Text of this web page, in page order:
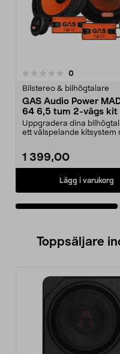
0recensioner
Bilstereo & bilhögtalare
GAS Audio Power
64 6,5 tum 2-vägs kit
bilstereosystem
Uppgradera dina
ett välspelande kitsystem
1 399,00
Lägg i varukorg
3.5av 5 stjärnor
Toppsäljare